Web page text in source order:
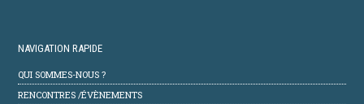
NAVIGATION RAPIDE
QUI SOMMES-NOUS ?
RENCONTRES /ÉVÈNEMENTS